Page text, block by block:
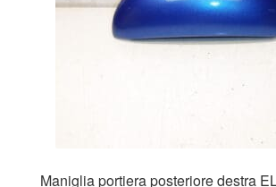
Maniglia portiera posteriore destra